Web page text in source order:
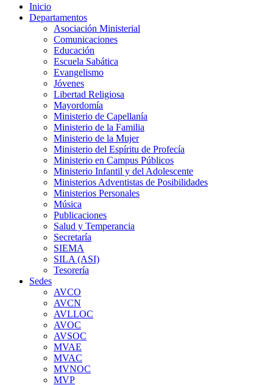
Inicio
Departamentos
Asociación Ministerial
Comunicaciones
Educación
Escuela Sabática
Evangelismo
Jóvenes
Libertad Religiosa
Mayordomía
Ministerio de Capellanía
Ministerio de la Familia
Ministerio de la Mujer
Ministerio del Espíritu de Profecía
Ministerio en Campus Públicos
Ministerio Infantil y del Adolescente
Ministerios Adventistas de Posibilidades
Ministerios Personales
Música
Publicaciones
Salud y Temperancia
Secretaría
SIEMA
SILA (ASI)
Tesorería
Sedes
AVCO
AVCN
AVLLOC
AVOC
AVSOC
MVAE
MVAC
MVNOC
MVP